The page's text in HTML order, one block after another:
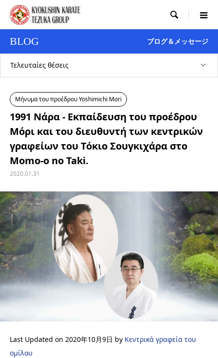

BLOG ブログ＆メッセージ
Τελευταίες θέσεις
Μήνυμα του προέδρου Yoshimichi Mori
1991 Νάρα - Εκπαίδευση του προέδρου
Μόρι και του διευθυντή των κεντρικών
γραφείων του Τόκιο Σουγκιχάρα στο
Momo-o no Taki.
2020.01.31
Last Updated on 2020年10月9日 by Κεντρικά γραφεία του
ομίλου